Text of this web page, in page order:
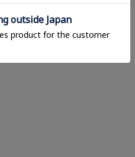
ンスにしています。バックに
きも快適に着用いただけま
いミニマルなラインを引き立